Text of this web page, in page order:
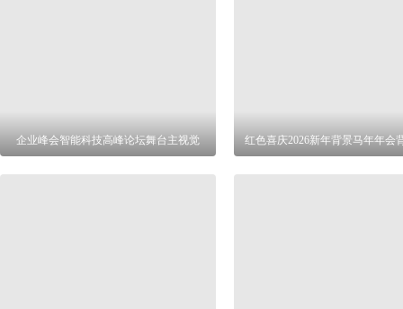
企业峰会智能科技高峰论坛舞台主视觉 红色喜庆2026新年背景马年年会